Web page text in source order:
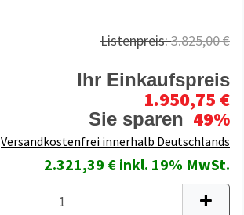
Listenpreis:3.825,00 €
Ihr Einkaufspreis
1.950,75 €
Sie sparen 49%
Versandkostenfrei innerhalb Deutschlands
2.321,39 € inkl. 19% MwSt.